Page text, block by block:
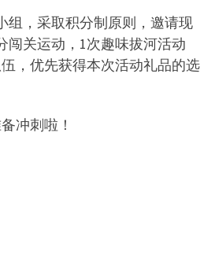
组，采取积分制原则，邀请现
闯关运动，1次趣味拔河活动
，优先获得本次活动礼品的选
冲刺啦！